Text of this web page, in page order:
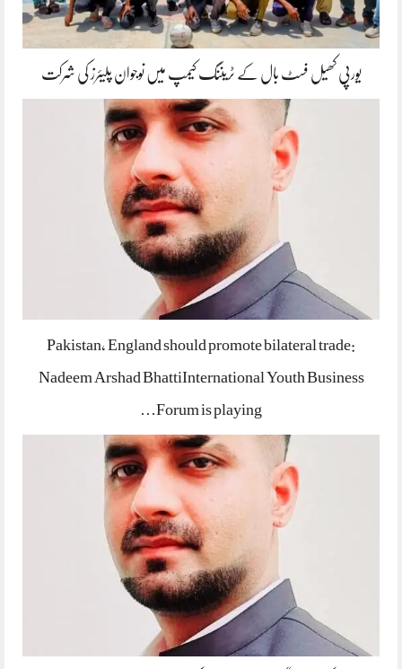
یورپی کھیل فسٹ بال کے ٹریننگ کیمپ میں نوجوان پلیئرز کی شرکت
Pakistan, England should promote bilateral trade:
Nadeem Arshad BhattiInternational Youth Business
Forum is playing…